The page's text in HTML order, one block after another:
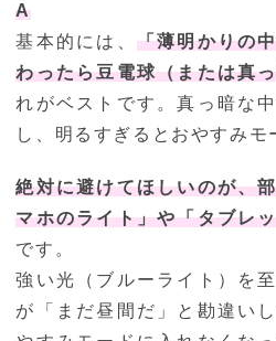
A
基本的には、 「薄明かりの
わったら豆電球（または真
れがベストです。真っ暗な
し、明るすぎるとおやすみモ
絶対に避けてほしいのが、
マホのライト」や「タブレ
です。
強い光（ブルーライト）を
が「まだ昼間だ」と勘違い